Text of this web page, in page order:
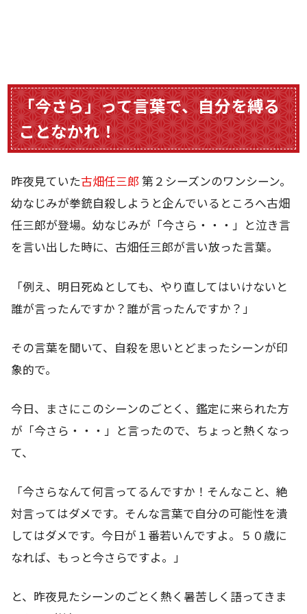
「今さら」って言葉で、自分を縛る
ことなかれ！
昨夜見ていた古畑任三郎 第２シーズンのワンシーン。
幼なじみが拳銃自殺しようと企んでいるところへ古畑
任三郎が登場。幼なじみが「今さら・・・」と泣き言
を言い出した時に、古畑任三郎が言い放った言葉。
「例え、明日死ぬとしても、やり直してはいけないと
誰が言ったんですか？誰が言ったんですか？」
その言葉を聞いて、自殺を思いとどまったシーンが印
象的で。
今日、まさにこのシーンのごとく、鑑定に来られた方
が「今さら・・・」と言ったので、ちょっと熱くなっ
て、
「今さらなんて何言ってるんですか！そんなこと、絶
対言ってはダメです。そんな言葉で自分の可能性を潰
してはダメです。今日が１番若いんですよ。５０歳に
なれば、もっと今さらですよ。」
と、昨夜見たシーンのごとく熱く暑苦しく語ってきま